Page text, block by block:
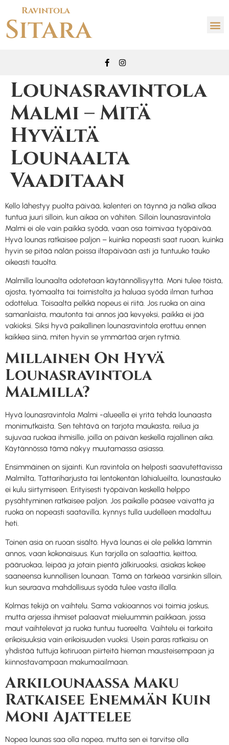
Ravintola
Sitara
Lounasravintola
Malmi – Mitä
Hyvältä
Lounaalta
Vaaditaan
Kello lähestyy puolta päivää, kalenteri on täynnä ja nälkä alkaa
tuntua juuri silloin, kun aikaa on vähiten. Silloin lounasravintola
Malmi ei ole vain paikka syödä, vaan osa toimivaa työpäivää.
Hyvä lounas ratkaisee paljon – kuinka nopeasti saat ruoan, kuinka
hyvin se pitää nälän poissa iltapäivään asti ja tuntuuko tauko
oikeasti tauolta.
Malmilla lounaalta odotetaan käytännöllisyyttä. Moni tulee töistä,
ajosta, työmaalta tai toimistolta ja haluaa syödä ilman turhaa
odottelua. Toisaalta pelkkä nopeus ei riitä. Jos ruoka on aina
samanlaista, mautonta tai annos jää kevyeksi, paikka ei jää
vakioksi. Siksi hyvä paikallinen lounasravintola erottuu ennen
kaikkea siinä, miten hyvin se ymmärtää arjen rytmiä.
Millainen On Hyvä
Lounasravintola
Malmilla?
Hyvä lounasravintola Malmi -alueella ei yritä tehdä lounaasta
monimutkaista. Sen tehtävä on tarjota maukasta, reilua ja
sujuvaa ruokaa ihmisille, joilla on päivän keskellä rajallinen aika.
Käytännössä tämä näkyy muutamassa asiassa.
Ensimmäinen on sijainti. Kun ravintola on helposti saavutettavissa
Malmilta, Tattariharjusta tai lentokentän lähialueilta, lounastauko
ei kulu siirtymiseen. Erityisesti työpäivän keskellä helppo
pysähtyminen ratkaisee paljon. Jos paikalle pääsee vaivatta ja
ruoka on nopeasti saatavilla, kynnys tulla uudelleen madaltuu
heti.
Toinen asia on ruoan sisältö. Hyvä lounas ei ole pelkkä lämmin
annos, vaan kokonaisuus. Kun tarjolla on salaattia, keittoa,
pääruokaa, leipää ja jotain pientä jälkiruoaksi, asiakas kokee
saaneensa kunnollisen lounaan. Tämä on tärkeää varsinkin silloin,
kun seuraava mahdollisuus syödä tulee vasta illalla.
Kolmas tekijä on vaihtelu. Sama vakioannos voi toimia joskus,
mutta arjessa ihmiset palaavat mieluummin paikkaan, jossa
maut vaihtelevat ja ruoka tuntuu tuoreelta. Vaihtelu ei tarkoita
erikoisuuksia vain erikoisuuden vuoksi. Usein paras ratkaisu on
yhdistää tuttuja kotiruoan piirteitä hieman mausteisempaan ja
kiinnostavampaan makumaailmaan.
Arkilounaassa Maku
Ratkaisee Enemmän Kuin
Moni Ajattelee
Nopea lounas saa olla nopea, mutta sen ei tarvitse olla